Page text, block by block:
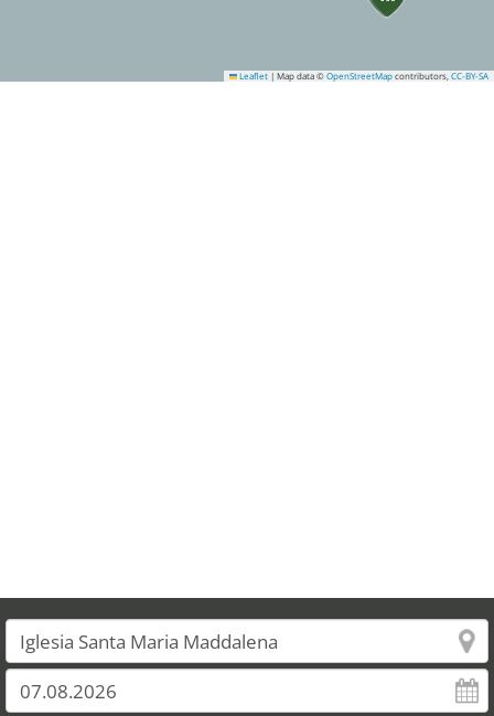
Leaflet | Map data © OpenStreetMap contributors, CC-BY-SA